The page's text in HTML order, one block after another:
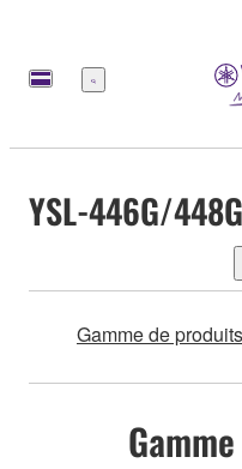
Menu
YSL-446G/448G
Gamme de produits